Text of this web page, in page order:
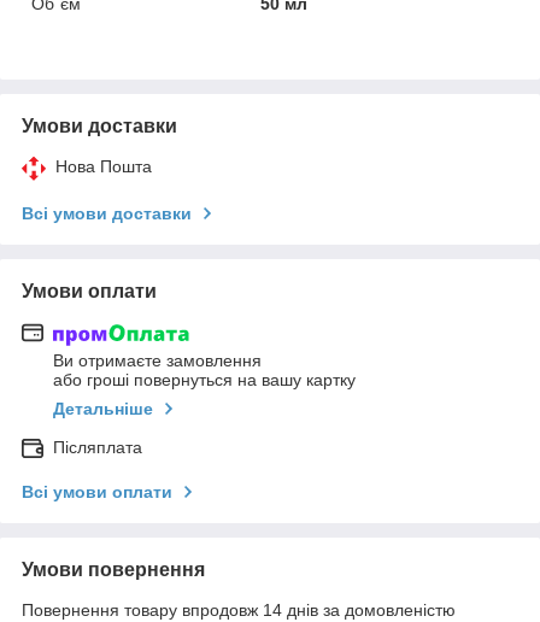
Умови доставки
Нова Пошта
Всі умови доставки
Умови оплати
Ви отримаєте замовлення
або гроші повернуться на вашу картку
Детальніше
Післяплата
Всі умови оплати
Умови повернення
Повернення товару впродовж 14 днів за домовленістю